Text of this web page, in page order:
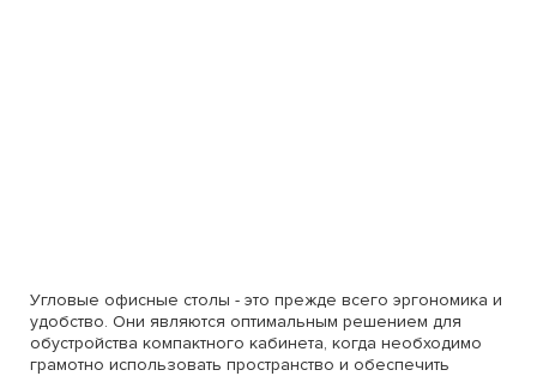
Угловые офисные столы - это прежде всего эргономика и
удобство. Они являются оптимальным решением для
обустройства компактного кабинета, когда необходимо
грамотно использовать пространство и обеспечить